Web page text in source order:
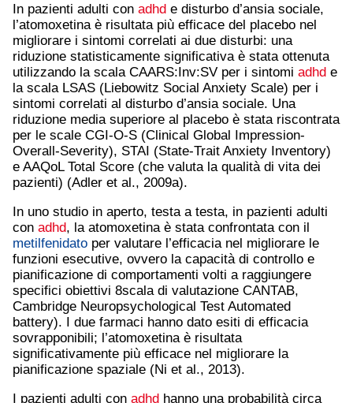
In pazienti adulti con adhd e disturbo d’ansia sociale,
l’atomoxetina è risultata più efficace del placebo nel
migliorare i sintomi correlati ai due disturbi: una
riduzione statisticamente significativa è stata ottenuta
utilizzando la scala CAARS:Inv:SV per i sintomi adhd e
la scala LSAS (Liebowitz Social Anxiety Scale) per i
sintomi correlati al disturbo d’ansia sociale. Una
riduzione media superiore al placebo è stata riscontrata
per le scale CGI-O-S (Clinical Global Impression-
Overall-Severity), STAI (State-Trait Anxiety Inventory)
e AAQoL Total Score (che valuta la qualità di vita dei
pazienti) (Adler et al., 2009a).
In uno studio in aperto, testa a testa, in pazienti adulti
con adhd, la atomoxetina è stata confrontata con il
metilfenidato per valutare l’efficacia nel migliorare le
funzioni esecutive, ovvero la capacità di controllo e
pianificazione di comportamenti volti a raggiungere
specifici obiettivi 8scala di valutazione CANTAB,
Cambridge Neuropsychological Test Automated
battery). I due farmaci hanno dato esiti di efficacia
sovrapponibili; l’atomoxetina è risultata
significativamente più efficace nel migliorare la
pianificazione spaziale (Ni et al., 2013).
I pazienti adulti con adhd hanno una probabilità circa